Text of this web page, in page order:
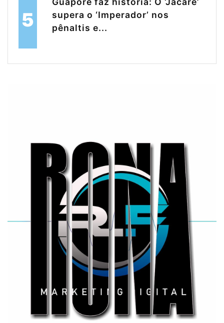
5
supera o ‘Imperador’ nos
pênaltis e...